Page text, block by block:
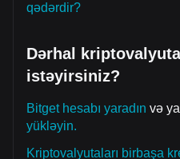
qədərdir?
Dərhal
istəyirsiniz?
Bitget hesabı yaradın və ya
yükləyin.
Kriptovalyutaları birbaşa